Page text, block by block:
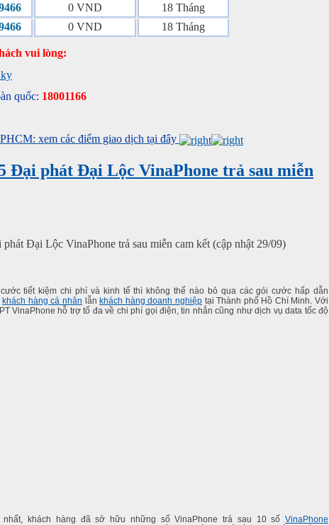
0 VND
18 Tháng
0 VND 18 Tháng
vui lòng:
quốc: 18001166
xem các điểm giao dịch tại đây
Đại phát Đại Lộc VinaPhone trả sau miễn
Đại Lộc VinaPhone trả sau miễn cam kết (cập nhật 29/09)
tiết kiệm chi phí và kinh tế thì không thể nào bỏ qua các gói cước hấp dẫn
khách hàng cá nhân lẫnkhách hàng doanh nghiệptại Thành phố Hồ Chí Minh. Với
VinaPhone hỗ trợ tố đa về chi phí gọi điện, tin nhắn cũng như dịch vụ data tốc độ
khách hàng đã sở hữu những số VinaPhone trả sau 10 số VinaPhone